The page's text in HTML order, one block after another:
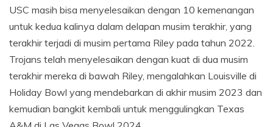
USC masih bisa menyelesaikan dengan 10 kemenangan
untuk kedua kalinya dalam delapan musim terakhir, yang
terakhir terjadi di musim pertama Riley pada tahun 2022.
Trojans telah menyelesaikan dengan kuat di dua musim
terakhir mereka di bawah Riley, mengalahkan Louisville di
Holiday Bowl yang mendebarkan di akhir musim 2023 dan
kemudian bangkit kembali untuk menggulingkan Texas